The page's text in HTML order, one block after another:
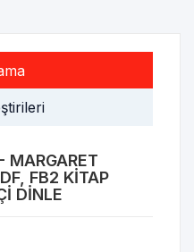
MARGARET
FB2 KITAP
DINLE